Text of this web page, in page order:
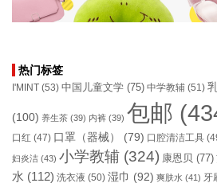
热门标签
I'MINT (53) 中国儿童文学 (75) 中学教辅 (51)
(100) 养生茶 (39) 内裤 (39) 包邮
口红 (47) 口罩（器械） (79) 口腔清洁工具
妇炎洁 (43) 小学教辅 (324) 康恩贝 (77)
水 (112) 洗衣液 (50) 湿巾 (92) 爽肤水 (41) 牙